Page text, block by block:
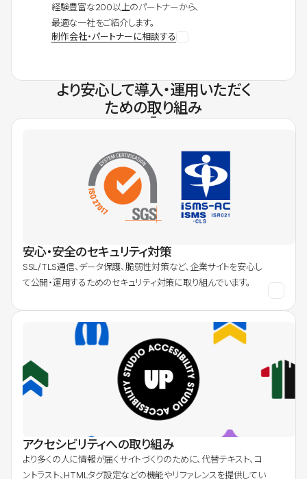
経験豊富な200以上のパートナーから、
最適な一社をご紹介します。
制作会社・パートナーに相談する
より安心して導入・運用いただく
ための取り組み
安心・安全のセキュリティ対策
SSL/TLS通信、データ保護、脆弱性対策など、企業サイトを安心し
て公開・運用するためのセキュリティ対策に取り組んでいます。
アクセシビリティへの取り組み
より多くの人に情報が届くサイトづくりのために、代替テキスト、コ
ントラスト、HTMLタグ設定などの機能やリファレンスを提供してい